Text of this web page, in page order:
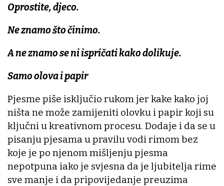
Oprostite, djeco.
Ne znamo što činimo.
A ne znamo se ni ispričati kako dolikuje.
Samo olova i papir
Pjesme piše isključio rukom jer kake kako joj
ništa ne može zamijeniti olovku i papir koji su
ključni u kreativnom procesu. Dodaje i da se u
pisanju pjesama u pravilu vodi rimom bez
koje je po njenom mišljenju pjesma
nepotpuna iako je svjesna da je ljubitelja rime
sve manje i da pripovijedanje preuzima